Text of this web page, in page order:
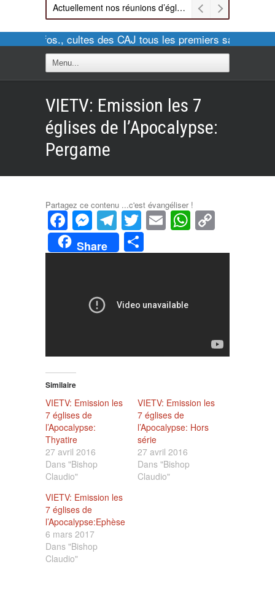
Actuellement nos réunions d’église sont retransmises sur ZOOM les dimanches à 11h et vendredis à 20h00
Pour infos., cultes des CAJ tous les premiers samedis
VIETV: Emission les 7
églises de l’Apocalypse:
Pergame
Partagez ce contenu ...c'est évangéliser !
Facebook
Messenger
Telegram
Twitter
Email
Share
Similaire
VIETV: Emission les
7 églises de
l’Apocalypse:
Thyatire
27 avril 2016
Dans "Bishop
Claudio"
VIETV: Emission les
7 églises de
l’Apocalypse: Hors
série
27 avril 2016
Dans "Bishop
Claudio"
VIETV: Emission les
7 églises de
l’Apocalypse:Ephèse
6 mars 2017
Dans "Bishop
Claudio"